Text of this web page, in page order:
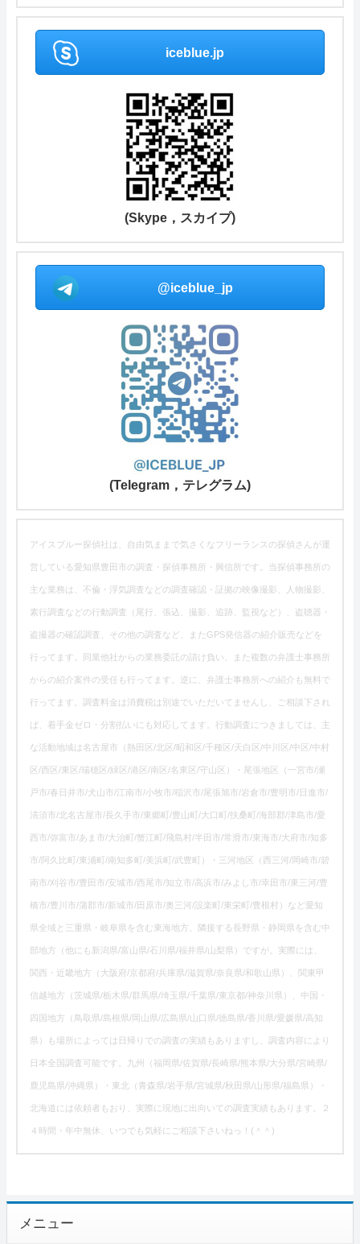
iceblue.jp
(Skype，スカイプ)
@iceblue_jp
(Telegram，テレグラム)
アイスブルー探偵社は、自由気ままで気さくなフリーランスの探偵さんが運
営している愛知県豊田市の調査・探偵事務所・興信所です。当探偵事務所の
主な業務は、不倫・浮気調査などの調査確認・証拠の映像撮影、人物撮影、
素行調査などの行動調査（尾行、張込、撮影、追跡、監視など）、盗聴器・
盗撮器の確認調査、その他の調査など、またGPS発信器の紹介販売などを
行ってます。同業他社からの業務委託の請け負い、また複数の弁護士事務所
からの紹介案件の受任も行ってます。逆に、弁護士事務所への紹介も無料で
行ってます。調査料金は消費税は別途でいただいてませんし、ご相談下され
ば、着手金ゼロ・分割払いにも対応してます。行動調査につきましては、主
な活動地域は名古屋市（熱田区/北区/昭和区/千種区/天白区/中川区/中区/中村
区/西区/東区/瑞穂区/緑区/港区/南区/名東区/守山区）・尾張地区（一宮市/瀬
戸市/春日井市/犬山市/江南市/小牧市/稲沢市/尾張旭市/岩倉市/豊明市/日進市/
清須市/北名古屋市/長久手市/東郷町/豊山町/大口町/扶桑町/海部郡/津島市/愛
西市/弥富市/あま市/大治町/蟹江町/飛島村/半田市/常滑市/東海市/大府市/知多
市/阿久比町/東浦町/南知多町/美浜町/武豊町）・三河地区（西三河/岡崎市/碧
南市/刈谷市/豊田市/安城市/西尾市/知立市/高浜市/みよし市/幸田市/東三河/豊
橋市/豊川市/蒲郡市/新城市/田原市/奥三河/設楽町/東栄町/豊根村）など愛知
県全域と三重県・岐阜県を含む東海地方、隣接する長野県・静岡県を含む中
部地方（他にも新潟県/富山県/石川県/福井県/山梨県）ですが。実際には、
関西・近畿地方（大阪府/京都府/兵庫県/滋賀県/奈良県/和歌山県）、関東甲
信越地方（茨城県/栃木県/群馬県/埼玉県/千葉県/東京都/神奈川県）、中国・
四国地方（鳥取県/島根県/岡山県/広島県/山口県/徳島県/香川県/愛媛県/高知
県）も場所によっては日帰りでの調査の実績もありますし、調査内容により
日本全国調査可能です。九州（福岡県/佐賀県/長崎県/熊本県/大分県/宮崎県/
鹿児島県/沖縄県）・東北（青森県/岩手県/宮城県/秋田県/山形県/福島県）・
北海道には依頼者もおり、実際に現地に出向いての調査実績もあります。２
４時間・年中無休、いつでも気軽にご相談下さいねっ！(＾＾)
メニュー